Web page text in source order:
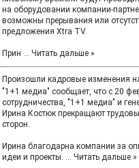
на оборудовании компании-
возможны прерывания или
предложения Xtra TV.
Прин ... Читать дальше »
Произошли кадровые изменения
"1+1 медиа" сообщает, что с 20
сотрудничества, "1+1 медиа" и
Ирина Костюк прекращают
сторон.
Ирина благодарна компании за
идеи и проекты. ... Читать дальше »